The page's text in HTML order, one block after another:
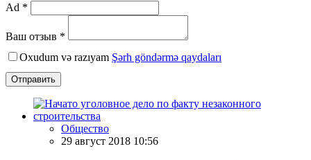
Ad *
Ваш отзыв *
Oxudum və razıyam Şərh göndərmə qaydaları
Отправить
Общество
29 август 2018 10:56